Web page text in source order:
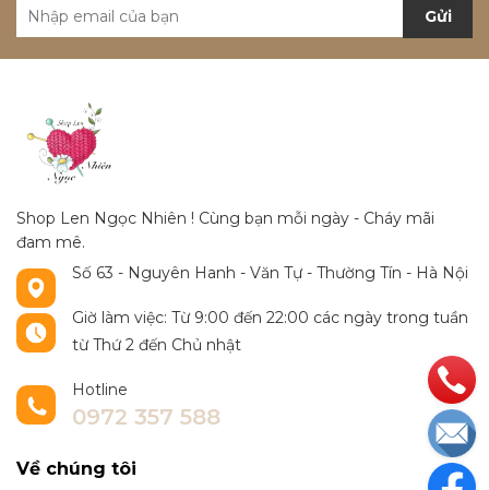
Gửi
Shop Len Ngọc Nhiên ! Cùng bạn mỗi ngày - Cháy mãi
đam mê.
Số 63 - Nguyên Hanh - Văn Tự - Thường Tín - Hà Nội
Giờ làm việc: Từ 9:00 đến 22:00 các ngày trong tuần
từ Thứ 2 đến Chủ nhật
Hotline
0972 357 588
Về chúng tôi